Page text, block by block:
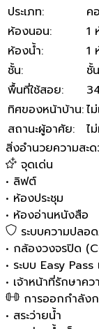
ประเภท:
ค
ห้องนอน:
1
ห้องน้ำ:
1
ชั้น:
ชั้
พื้นที่ใช้สอย:
ทิศของหน้าบ้าน:ไ
สถานะผู้อาศัย:
ไ
สิ่งอำนวยความสะ
จุดเด่น
• ลิฟต์
• ห้องประชุม
• ห้องอ่านหนังสือ
ระบบความปลอ
• กล้องวงจรปิด
• ระบบ Easy Pass
• เจ้าหน้าที่รักษา
การออกกำลัง
• สระว่ายน้ำ